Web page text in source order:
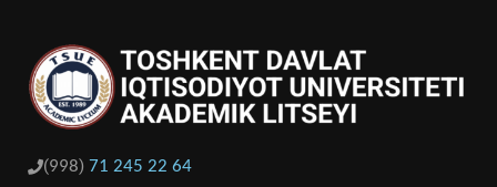
(998) 71 245 22 64